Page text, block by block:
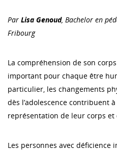
Par Lisa Genoud, Bachelor en
Fribourg
La compréhension de son
important pour chaque être
particulier, les changements
dès l’adolescence contribuent
représentation de leur corps et
Les personnes avec déficience